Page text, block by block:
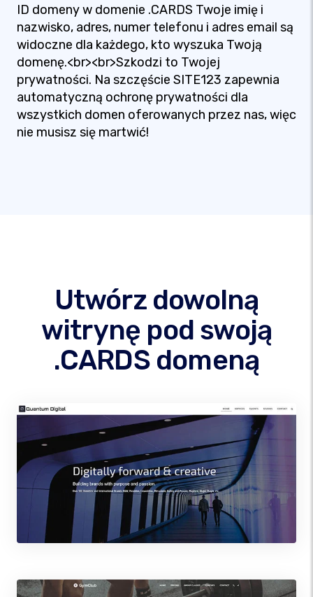
ID domeny w domenie .CARDS Twoje imię i
nazwisko, adres, numer telefonu i adres email są
widoczne dla każdego, kto wyszuka Twoją
domenę.<br><br>Szkodzi to Twojej
prywatności. Na szczęście SITE123 zapewnia
automatyczną ochronę prywatności dla
wszystkich domen oferowanych przez nas, więc
nie musisz się martwić!
Utwórz dowolną
witrynę pod swoją
.CARDS domeną